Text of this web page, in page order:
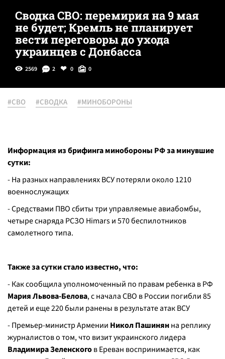
Сводка СВО: перемирия на 9 мая
не будет; Кремль не планирует
вести переговоры до ухода
украинцев с Донбасса
2569 2 0 0
#СВО #СВОДКА #МИНОБОРОНЫ
Информация из брифинга минобороны РФ за минувшие
сутки:
- На разных направлениях ВСУ потеряли около 1210
военнослужащих
- Средствами ПВО сбиты три управляемые авиабомбы,
четыре снаряда РСЗО Himars и 570 беспилотников
самолетного типа.
Также за сутки стало известно, что:
- Как сообщила уполномоченный по правам ребенка в РФ
Мария Львова-Белова, с начала СВО в России погибли 85
детей и еще 220 были ранены в результате атак ВСУ
- Премьер-министр Армении Никол Пашинянна реплику
журналистов о том, что визит украинского лидера
Владимира Зеленскогов Ереван воспринимается, как